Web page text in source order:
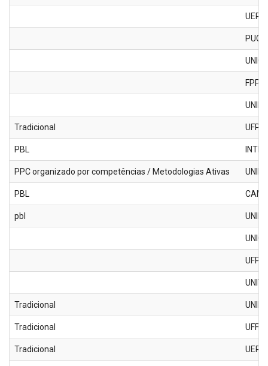
UEPG
PUC
FPP
Tradicional
PBL
PPC organizado por competências / Metodologias Ativas
PBL
pbl
Tradicional
Tradicional UFF
Tradicional UERJ